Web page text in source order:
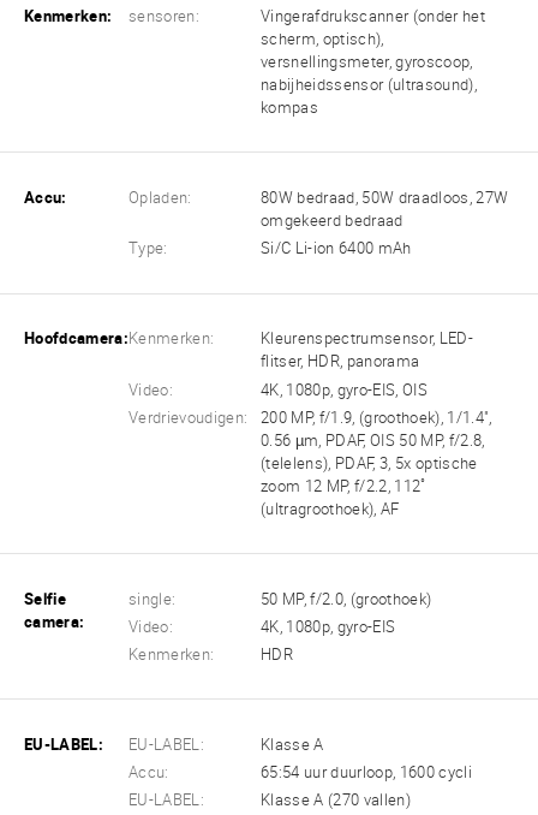
Kenmerken: sensoren:
Vingerafdrukscanner (onder het
scherm, optisch),
versnellingsmeter, gyroscoop,
nabijheidssensor (ultrasound),
kompas
Accu: Opladen:
80W bedraad, 50W draadloos, 27W
omgekeerd bedraad
Type:
Si/C Li-ion 6400 mAh
Hoofdcamera: Kenmerken:
Kleurenspectrumsensor, LED-
flitser, HDR, panorama
Video:
4K, 1080p, gyro-EIS, OIS
Verdrievoudigen:
200 MP, f/1.9, (groothoek), 1/1.4",
0.56 µm, PDAF, OIS 50 MP, f/2.8,
(telelens), PDAF, 3, 5x optische
zoom 12 MP, f/2.2, 112˚
(ultragroothoek), AF
Selfie
camera:
single:
50 MP, f/2.0, (groothoek)
Video:
4K, 1080p, gyro-EIS
Kenmerken:
HDR
EU-LABEL: EU-LABEL:
Klasse A
Accu:
65:54 uur duurloop, 1600 cycli
EU-LABEL:
Klasse A (270 vallen)